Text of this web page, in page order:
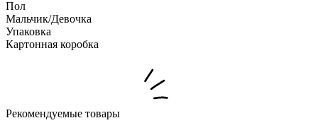
Пол
Мальчик/Девочка
Упаковка
Картонная коробка
Рекомендуемые товары